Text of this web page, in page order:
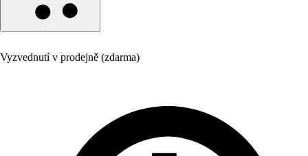
Vyzvednutí v prodejně (zdarma)